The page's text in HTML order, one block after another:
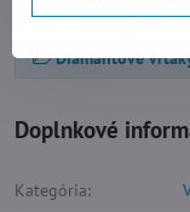
Viac z kategórie
Diamantové
Doplnkové
Kategória: